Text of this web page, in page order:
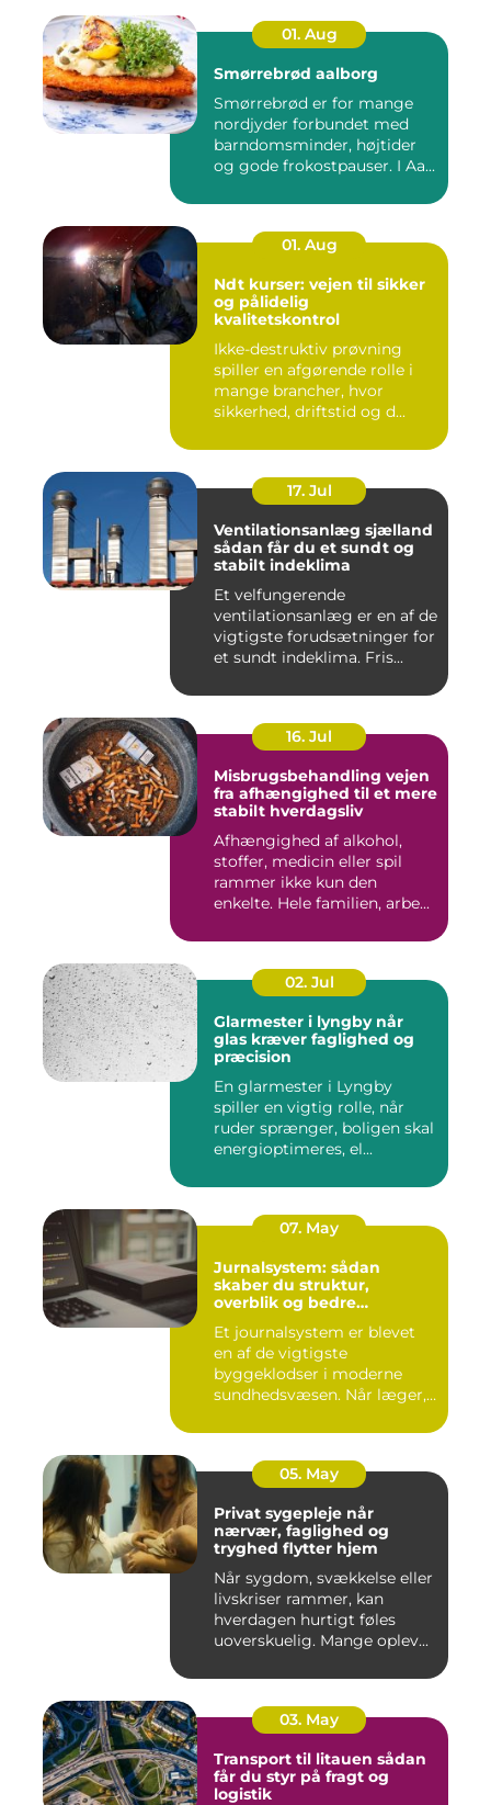
01. Aug
Smørrebrød aalborg
Smørrebrød er for mange
nordjyder forbundet med
barndomsminder, højtider
og gode frokostpauser. I Aa...
01. Aug
Ndt kurser: vejen til sikker
og pålidelig
kvalitetskontrol
Ikke-destruktiv prøvning
spiller en afgørende rolle i
mange brancher, hvor
sikkerhed, driftstid og d...
17. Jul
Ventilationsanlæg sjælland
sådan får du et sundt og
stabilt indeklima
Et velfungerende
ventilationsanlæg er en af de
vigtigste forudsætninger for
et sundt indeklima. Fris...
16. Jul
Misbrugsbehandling vejen
fra afhængighed til et mere
stabilt hverdagsliv
Afhængighed af alkohol,
stoffer, medicin eller spil
rammer ikke kun den
enkelte. Hele familien, arbe...
02. Jul
Glarmester i lyngby når
glas kræver faglighed og
præcision
En glarmester i Lyngby
spiller en vigtig rolle, når
ruder sprænger, boligen skal
energioptimeres, el...
07. May
Jurnalsystem: sådan
skaber du struktur,
overblik og bedre
Et journalsystem er blevet
en af de vigtigste
byggeklodser i moderne
sundhedsvæsen. Når læger,
05. May
Privat sygepleje når
nærvær, faglighed og
tryghed flytter hjem
Når sygdom, svækkelse eller
livskriser rammer, kan
hverdagen hurtigt føles
uoverskuelig. Mange oplev...
03. May
Transport til litauen sådan
får du styr på fragt og
logistik